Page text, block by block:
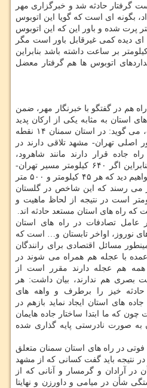
گرفتار حادثه شد و خبرگزاری مهر
بگونه ای است که گویا این اتوبوس
دره ای حداقل به عمل ۱۵ متر پرت شده و باور این که این اتوبوس
دیده کمی غیرقابل باور است مگر
که سرعتی بیشتر از ۱۲۰ کیلومتر بر ساعت داشته باشد بنابراین
اتوبوس ها هم گرفتار معضل
راه هم در گفتگو با خبرنگار مهر، ضمن
استان به مثابه یکی از ارکان پدید
آورنده تصادفات جاده ای است، می گوید: در استان سمنان ۱۴ نقطه
اصلی تهران- مشهد تلاقی دارند در
جاده قرار دارند مانند شاهرود،
سمنان، دامغان و میامی و… بنابراین اگر ۶۴۰ کیلومتر مسیر تهران-
مشهد را به ۱۴ تقسیم نماییم خواهیم دید که هر ۴۵ کیلومتر و ۵۰۰ متر
می رسند که این شاخص در گلستان
و در مازندران ۱۲ کیلومتر است در نتیجه از لحاظ ماهیت و
که راه های استان مستعد حادثه اند.
عامل تصادفات در راه های استان
نوروز، اواخر تابستان و… است که
مسائل اقتصادی برای رانندگان
با عجله هم همراه می شوند در
هم عجله دارند مقرر است از
بصری هم ندارند، بیان داشت: هر
خیز را برطرف و واهه های
های استان ایجاد نماید بازهم در
که ما ابتدا ساختار جاده هایمان
صورت نادرستی پایه گذاری شده
در راه های استان سمنان متعلق
نتیجه باید گفت کسانی که از مشهد
آرادان و گرمسار و آنانی که از
شأن در میامی و داورزن و نهایتا